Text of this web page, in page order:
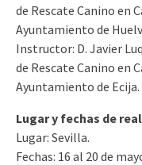
de Rescate Canino en
Ayuntamiento de
Instructor: D. Javier
de Rescate Canino en
Ayuntamiento de Ecija.
Lugar y fechas de
Lugar: Sevilla.
Fechas: 16 al 20 de